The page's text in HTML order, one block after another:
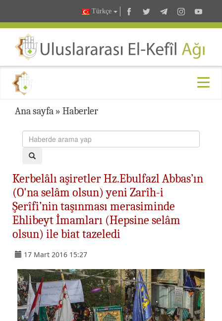
Türkçe
Ana sayfa » Haberler
Kerbelâlı aşiretler Hz.Ebulfazl Abbas’ın
(O'na selâm olsun) yeni Zarîh-i
Şerîfi’nin taşınması merasiminde
Ehlibeyt İmamları (Hepsine selâm
olsun) ile biat tazeledi
17 Mart 2016 15:27